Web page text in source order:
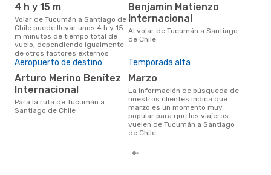
4 h y 15 m
Volar de Tucumán a Santiago de
Chile puede llevar unos 4 h y 15
m minutos de tiempo total de
vuelo, dependiendo igualmente
de otros factores externos
Benjamin Matienzo
Internacional
Al volar de Tucumán a Santiago
de Chile
Aeropuerto de destino
Arturo Merino Benítez
Internacional
Para la ruta de Tucumán a
Santiago de Chile
Temporada alta
marzo
La información de búsqueda de
nuestros clientes indica que
marzo es un momento muy
popular para que los viajeros
vuelen de Tucumán a Santiago
de Chile